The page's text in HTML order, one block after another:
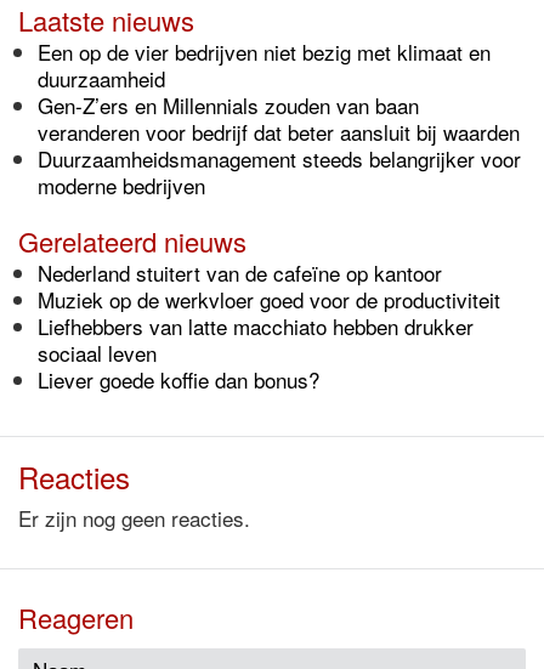
Laatste nieuws
Een op de vier bedrijven niet bezig met klimaat en
duurzaamheid
Gen-Z’ers en Millennials zouden van baan
veranderen voor bedrijf dat beter aansluit bij waarden
Duurzaamheidsmanagement steeds belangrijker voor
moderne bedrijven
Gerelateerd nieuws
Nederland stuitert van de cafeïne op kantoor
Muziek op de werkvloer goed voor de productiviteit
Liefhebbers van latte macchiato hebben drukker
sociaal leven
Liever goede koffie dan bonus?
Reacties
Er zijn nog geen reacties.
Reageren